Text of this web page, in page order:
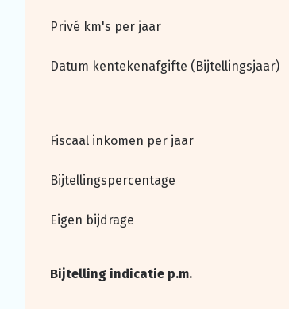
Privé km's per jaar
Datum kentekenafgifte (Bijtellingsjaar)
Fiscaal inkomen per jaar
Bijtellingspercentage
Eigen bijdrage
Bijtelling indicatie p.m.